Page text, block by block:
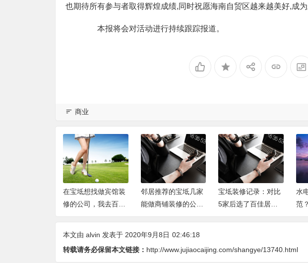
也期待所有参与者取得辉煌成绩,同时祝愿海南自贸区越来越美好,成
本报将会对活动进行持续跟踪报道。
商业
邻居推荐的宝坻几家
能做商铺装修的公
司，记录一下
宝坻装修记录：对比
5家后选了百佳居装
饰半包，附签约过程
水电怎么走线才规
范？记录一处宝坻工
地的水电施工细节
网
才
文
本文由 alvin 发表于 2020年9月8日 02:46:18
转载请务必保留本文链接： http://www.jujiaocaijing.com/shangye/13740.html